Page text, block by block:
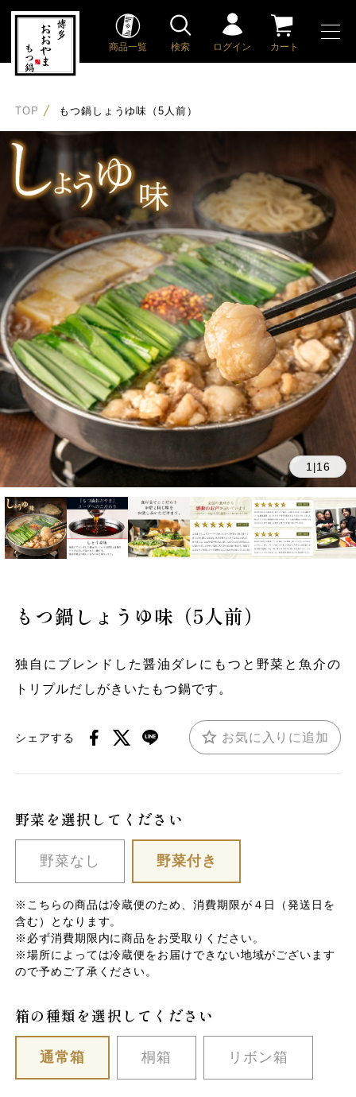
商品一覧 検索 ログイン カート
TOP もつ鍋しょうゆ味（5人前）
1 |16
もつ鍋しょうゆ味（5人前）
独自にブレンドした醤油ダレにもつと野菜と魚介の
トリプルだしがきいたもつ鍋です。
シェアする お気に入りに追加
野菜を選択してください
野菜なし 野菜付き
※こちらの商品は冷蔵便のため、消費期限が４日（発送日を
含む）となります。
※必ず消費期限内に商品をお受取りください。
※場所によっては冷蔵便をお届けできない地域がございます
ので予めご了承ください。
箱の種類を選択してください
通常箱 桐箱 リボン箱